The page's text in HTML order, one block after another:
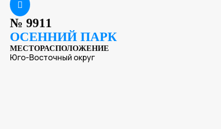
№ 9911
ОСЕННИЙ ПАРК
МЕСТОРАСПОЛОЖЕНИЕ
Юго-Восточный округ